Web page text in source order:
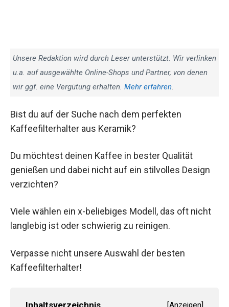
Unsere Redaktion wird durch Leser unterstützt. Wir verlinken
u.a. auf ausgewählte Online-Shops und Partner, von denen
wir ggf. eine Vergütung erhalten. Mehr erfahren.
Bist du auf der Suche nach dem perfekten
Kaffeefilterhalter aus Keramik?
Du möchtest deinen Kaffee in bester Qualität
genießen und dabei nicht auf ein stilvolles Design
verzichten?
Viele wählen ein x-beliebiges Modell, das oft nicht
langlebig ist oder schwierig zu reinigen.
Verpasse nicht unsere Auswahl der besten
Kaffeefilterhalter!
Inhaltsverzeichnis [Anzeigen]